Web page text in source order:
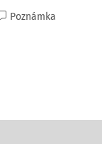
Poznámka